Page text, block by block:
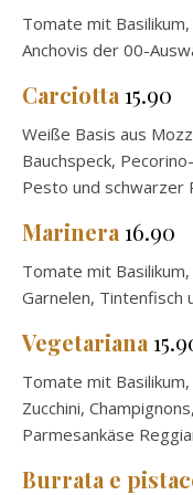
Tomate mit
Anchovis der 00-
Carciotta 15.90
Weiße Basis aus
Bauchspeck,
Pesto und schwarzer
Marinera 16.90
Tomate mit
Garnelen, Tintenfisch
Vegetariana
Tomate mit
Zucchini,
Parmesankäse
Burrata e